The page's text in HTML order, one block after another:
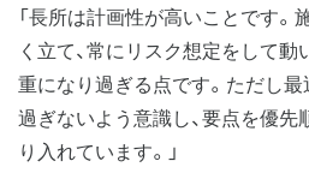
「長所は計画性が高いことです
く立て、常にリスク想定をして
重になり過ぎる点です。ただし最
過ぎないよう意識し、要点を優
り入れています。」